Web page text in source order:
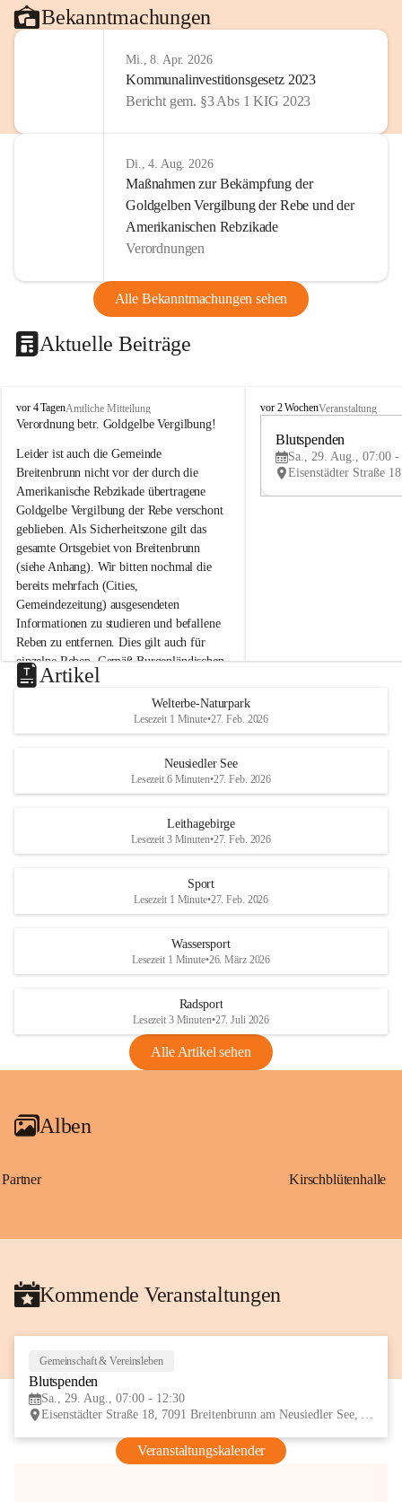
Bekanntmachungen
Mi., 8. Apr. 2026
Kommunalinvestitionsgesetz 2023
Bericht gem. §3 Abs 1 KIG 2023
Di., 4. Aug. 2026
Maßnahmen zur Bekämpfung der
Goldgelben Vergilbung der Rebe und der
Amerikanischen Rebzikade
Verordnungen
Alle Bekanntmachungen sehen
Aktuelle Beiträge
B
r
i
t
e
n
b
r
u
n
n
a
m
N
e
u
s
d
S
vor 4 TagenAmtliche Mitteilung
Verordnung betr. Goldgelbe Vergilbung!
Leider ist auch die Gemeinde
Breitenbrunn nicht vor der durch die
Amerikanische Rebzikade übertragene
Goldgelbe Vergilbung der Rebe verschont
geblieben. Als Sicherheitszone gilt das
gesamte Ortsgebiet von Breitenbrunn
(siehe Anhang). Wir bitten nochmal die
bereits mehrfach (Cities,
Gemeindezeitung) ausgesendeten
Informationen zu studieren und befallene
Reben zu entfernen. Dies gilt auch für
einzelne Reben. Gemäß Burgenländischen
Weinbaugesetz sind nicht gepflegte oder
unzulässige Weingärten zu roden! Bitte
helfen wir zusammen um unsere Winzer
vor den prognostizierten Ernteausfällen
und den daraus folgenden wirtschaftlichen
Maßnahmen zur Bekämpfung
Rebe und der Amerikanischen
Anhang VBl. EU Nr. 18
1 Seite•1,4 MB
VBl. EU Nr. 18_2026
B
e
u
e
d
r
S
vor 2 WochenVeranstaltung
Blutspenden
Sa., 29. Aug., 07:00 -
Artikel
Welterbe-Naturpark
Lesezeit 1 Minute•27. Feb. 2026
Neusiedler See
Lesezeit 6 Minuten•27. Feb. 2026
Leithagebirge
Lesezeit 3 Minuten•27. Feb. 2026
Sport
Lesezeit 1 Minute•27. Feb. 2026
Wassersport
Lesezeit 1 Minute•26. März 2026
Radsport
Lesezeit 3 Minuten•27. Juli 2026
Alle Artikel sehen
Alben
Partner Kirschblütenhalle
Kommende Veranstaltungen
Gemeinschaft & Vereinsleben
Blutspenden
Sa., 29. Aug., 07:00 - 12:30
Eisenstädter Straße 18, 7091 Breitenbrunn am Neusiedler See, AUT
Veranstaltungskalender